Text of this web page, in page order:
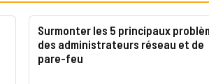
Surmonter les 5 principaux
des administrateurs réseau et de
pare-feu